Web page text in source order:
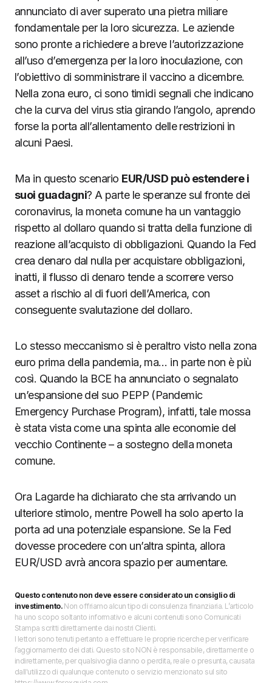
annunciato di aver superato una pietra miliare
fondamentale per la loro sicurezza. Le aziende
sono pronte a richiedere a breve l’autorizzazione
all’uso d’emergenza per la loro inoculazione, con
l’obiettivo di somministrare il vaccino a dicembre.
Nella zona euro, ci sono timidi segnali che indicano
che la curva del virus stia girando l’angolo, aprendo
forse la porta all’allentamento delle restrizioni in
alcuni Paesi.
Ma in questo scenario EUR/USD può estendere i
suoi guadagni? A parte le speranze sul fronte dei
coronavirus, la moneta comune ha un vantaggio
rispetto al dollaro quando si tratta della funzione di
reazione all’acquisto di obbligazioni. Quando la Fed
crea denaro dal nulla per acquistare obbligazioni,
inatti, il flusso di denaro tende a scorrere verso
asset a rischio al di fuori dell’America, con
conseguente svalutazione del dollaro.
Lo stesso meccanismo si è peraltro visto nella zona
euro prima della pandemia, ma… in parte non è più
così. Quando la BCE ha annunciato o segnalato
un’espansione del suo PEPP (Pandemic
Emergency Purchase Program), infatti, tale mossa
è stata vista come una spinta alle economie del
vecchio Continente – a sostegno della moneta
comune.
Ora Lagarde ha dichiarato che sta arrivando un
ulteriore stimolo, mentre Powell ha solo aperto la
porta ad una potenziale espansione. Se la Fed
dovesse procedere con un’altra spinta, allora
EUR/USD avrà ancora spazio per aumentare.
Questo contenuto non deve essere considerato un consiglio di
investimento.Non offriamo alcun tipo di consulenza finanziaria. L’articolo
ha uno scopo soltanto informativo e alcuni contenuti sono Comunicati
Stampa scritti direttamente dai nostri Clienti.
I lettori sono tenuti pertanto a effettuare le proprie ricerche per verificare
l’aggiornamento dei dati. Questo sito NON è responsabile, direttamente o
indirettamente, per qualsivoglia danno o perdita, reale o presunta, causata
dall'utilizzo di qualunque contenuto o servizio menzionato sul sito